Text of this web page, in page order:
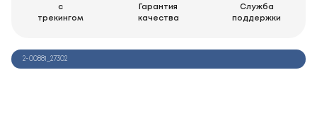
с
трекингом
Гарантия
качества
Служба
поддержки
2-00881_27302